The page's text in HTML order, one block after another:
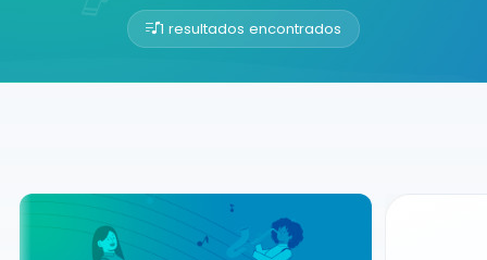
1 resultados encontrados
Buscador de músicos